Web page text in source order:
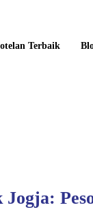
Terbaik
Jogja: